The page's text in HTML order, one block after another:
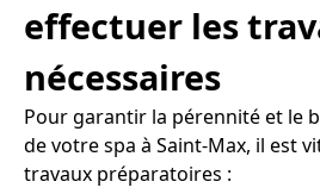
effectuer les
nécessaires
Pour garantir la pérennité et le
de votre spa à Saint-Max, il est
travaux préparatoires :